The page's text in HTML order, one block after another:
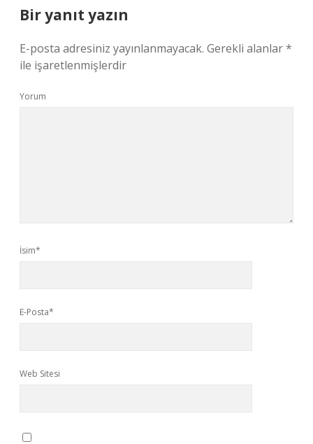
Bir yanıt yazın
E-posta adresiniz yayınlanmayacak. Gerekli alanlar*
ile işaretlenmişlerdir
Yorum
İsim*
E-Posta*
Web Sitesi